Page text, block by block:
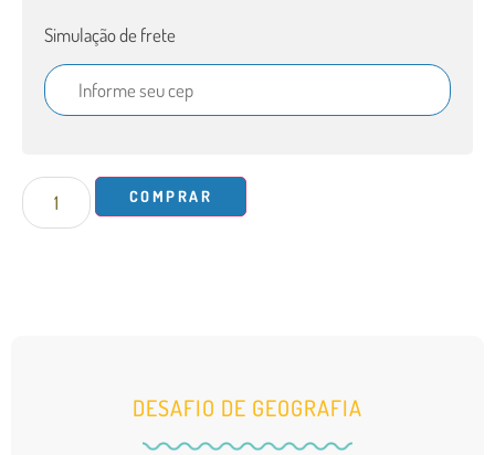
Simulação de frete
COMPRAR
DESAFIO DE GEOGRAFIA